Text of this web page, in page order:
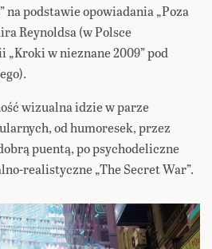
na podstawie opowiadania „Poza
Reynoldsa (w Polsce
w nieznane 2009” pod
wizualna idzie w parze
od humoresek, przez
puentą, po psychodeliczne
realistyczne „The Secret War”.